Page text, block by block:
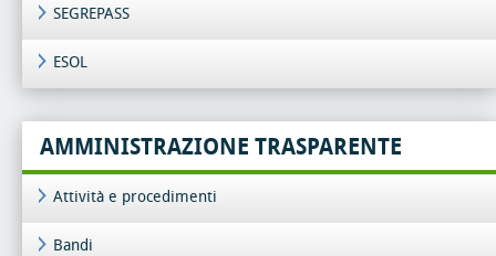
SEGREPASS
ESOL
AMMINISTRAZIONE TRASPARENTE
Attività e procedimenti
Bandi